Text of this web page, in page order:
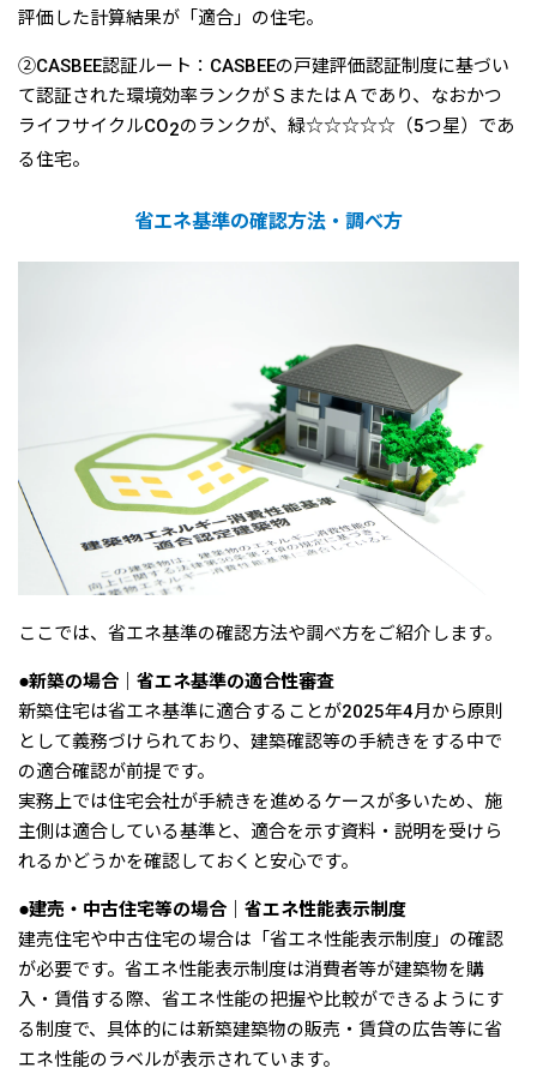
評価した計算結果が「適合」の住宅。
②CASBEE認証ルート：CASBEEの戸建評価認証制度に基づい
て認証された環境効率ランクがＳまたはＡであり、なおかつ
ライフサイクルCO2のランクが、緑☆☆☆☆☆（5つ星）であ
る住宅。
省エネ基準の確認方法・調べ方
ここでは、省エネ基準の確認方法や調べ方をご紹介します。
●新築の場合｜省エネ基準の適合性審査
新築住宅は省エネ基準に適合することが2025年4月から原則
として義務づけられており、建築確認等の手続きをする中で
の適合確認が前提です。
実務上では住宅会社が手続きを進めるケースが多いため、施
主側は適合している基準と、適合を示す資料・説明を受けら
れるかどうかを確認しておくと安心です。
●建売・中古住宅等の場合｜省エネ性能表示制度
建売住宅や中古住宅の場合は「省エネ性能表示制度」の確認
が必要です。省エネ性能表示制度は消費者等が建築物を購
入・賃借する際、省エネ性能の把握や比較ができるようにす
る制度で、具体的には新築建築物の販売・賃貸の広告等に省
エネ性能のラベルが表示されています。